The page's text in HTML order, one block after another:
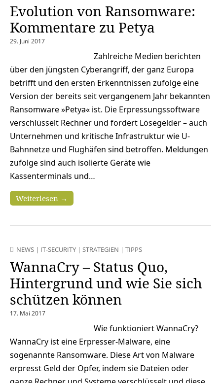
Evolution von Ransomware:
Kommentare zu Petya
29. Juni 2017
Zahlreiche Medien berichten
über den jüngsten Cyberangriff, der ganz Europa
betrifft und den ersten Erkenntnissen zufolge eine
Version der bereits seit vergangenem Jahr bekannten
Ransomware »Petya« ist. Die Erpressungssoftware
verschlüsselt Rechner und fordert Lösegelder – auch
Unternehmen und kritische Infrastruktur wie U-
Bahnnetze und Flughäfen sind betroffen. Meldungen
zufolge sind auch isolierte Geräte wie
Kassenterminals und…
Weiterlesen →
NEWS | IT-SECURITY | STRATEGIEN | TIPPS
WannaCry – Status Quo,
Hintergrund und wie Sie sich
schützen können
17. Mai 2017
Wie funktioniert WannaCry?
WannaCry ist eine Erpresser-Malware, eine
sogenannte Ransomware. Diese Art von Malware
erpresst Geld der Opfer, indem sie Dateien oder